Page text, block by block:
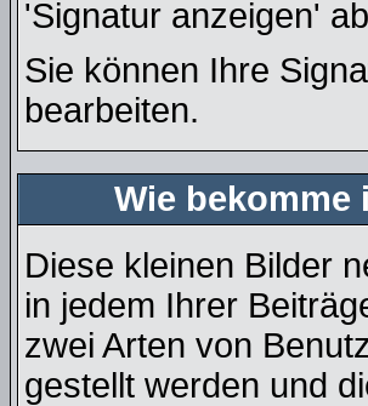
'Signatur anzeigen'
Sie können Ihre
bearbeiten.
Wie
Diese kleinen Bilder
in jedem Ihrer
zwei Arten von
gestellt werden und